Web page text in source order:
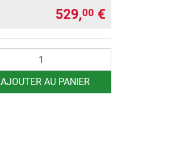
529,00 €
AJOUTER AU PANIER